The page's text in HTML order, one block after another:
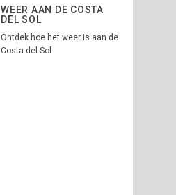
WEER AAN DE COSTA
DEL SOL
Ontdek hoe het weer is aan de
Costa del Sol